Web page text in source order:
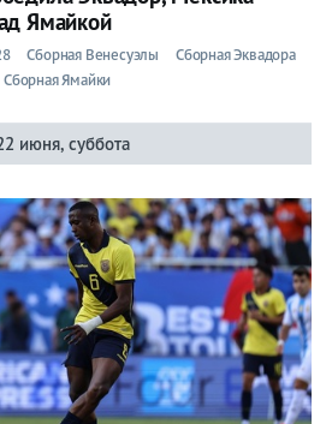
Ямайкой
Сборная Венесуэлы
Сборная Эквадора
Сборная Ямайки
июня, суббота